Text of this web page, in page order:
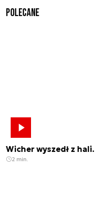
Polecane
Wicher wyszedł z
2 min.